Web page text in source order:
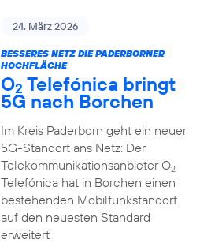
24. März 2026
BESSERES NETZ DIE PADERBORNER
HOCHFLÄCHE
O2 Telefónica bringt
5G nach Borchen
Im Kreis Paderborn geht ein neuer
5G-Standort ans Netz: Der
Telekommunikationsanbieter O2
Telefónica hat in Borchen einen
bestehenden Mobilfunkstandort
auf den neuesten Standard
erweitert